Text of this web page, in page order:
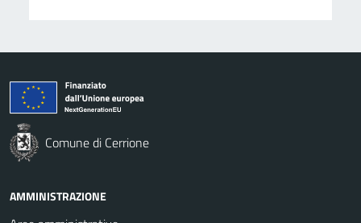
Comune di Cerrione
AMMINISTRAZIONE